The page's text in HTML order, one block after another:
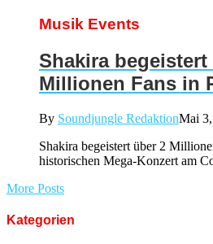
Musik Events
Shakira begeistert
Millionen Fans in
By Soundjungle RedaktionMai
Shakira begeistert über 2
historischen Mega-Konzert am
More Posts
Kategorien